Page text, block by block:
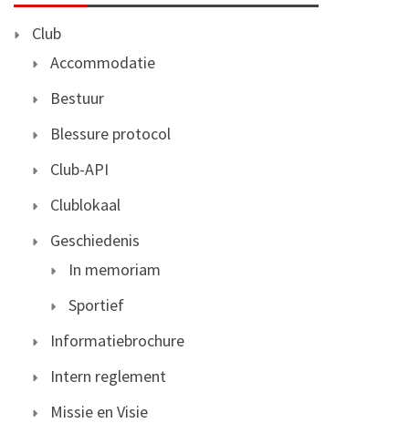
Club
Accommodatie
Bestuur
Blessure protocol
Club-API
Clublokaal
Geschiedenis
In memoriam
Sportief
Informatiebrochure
Intern reglement
Missie en Visie